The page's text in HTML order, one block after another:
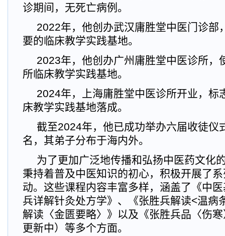
诊期间，无死亡病例。
2022年，他创办武汉庸胜堂中医门诊部
要的临床教学实践基地。
2023年，他创办广州庸胜堂中医诊所，
所临床教学实践基地。
2024年，上海庸胜堂中医诊所开业，标
床教学实践基地落成。
截至2024年，他已成功举办六届收徒仪
名，其弟子分布于海内外。
为了更加广泛地传播和弘扬中医药文化
秉持着普及中医知识的初心，积极开展了
动。这些课程内容丰富多样，涵盖了《中
兵详解针灸处方学》、《张胜兵解读<温病
解读〈金匮要略〉》以及《张胜兵品〈伤
更新中）等多个方面。